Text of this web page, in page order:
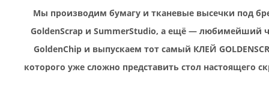
Мы производим бумагу и тканевые высечки под
GoldenScrap и SummerStudio, а ещё — любимейший
GoldenChip и выпускаем тот самый КЛЕЙ
которого уже сложно представить стол настоящего